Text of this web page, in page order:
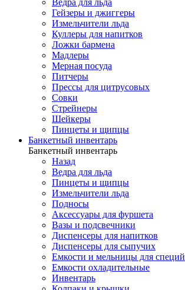
Ведра для льда
Гейзеры и джиггеры
Измельчители льда
Куллеры для напитков
Ложки бармена
Мадлеры
Мерная посуда
Питчеры
Прессы для цитрусовых
Совки
Стрейнеры
Шейкеры
Пинцеты и щипцы
Банкетный инвентарь
Банкетный инвентарь
Назад
Ведра для льда
Пинцеты и щипцы
Измельчители льда
Подносы
Аксессуары для фуршета
Вазы и подсвечники
Диспенсеры для напитков
Диспенсеры для сыпучих
Емкости и мельницы для специй
Емкости охладительные
Инвентарь